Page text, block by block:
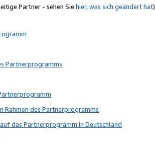
Partner - sehen Sie hier,was sich geändert hat)
Partnerprogramms
Rahmen des Partnerprogramms
das Partnerprogramm in Deutschland